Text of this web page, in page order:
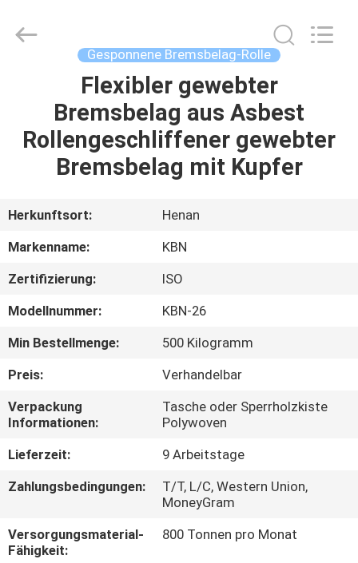
PRODUKTE
UNS
AUSFLUG
QUALITÄTSKONTROLLE
TRETEN
SIE
MIT
UNS
VERBINDUNG
Gesponnene Bremsbelag-Rolle
Flexibler gewebter
Bremsbelag aus Asbest
Rollengeschliffener gewebter
Bremsbelag mit Kupfer
Herkunftsort:
Henan
Markenname:
KBN
Zertifizierung:
ISO
Modellnummer:
KBN-26
Min Bestellmenge:
500 Kilogramm
Preis:
Verhandelbar
Verpackung
Informationen:
Tasche oder Sperrholzkiste
Polywoven
Lieferzeit:
9 Arbeitstage
Zahlungsbedingungen:
T/T, L/C, Western Union,
MoneyGram
Versorgungsmaterial-
Fähigkeit:
800 Tonnen pro Monat